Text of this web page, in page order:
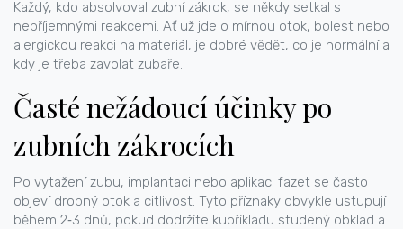
Každý, kdo absolvoval zubní zákrok, se někdy setkal s
nepříjemnými reakcemi. Ať už jde o mírnou otok, bolest nebo
alergickou reakci na materiál, je dobré vědět, co je normální a
kdy je třeba zavolat zubaře.
Časté nežádoucí účinky po
zubních zákrocích
Po vytažení zubu, implantaci nebo aplikaci fazet se často
objeví drobný otok a citlivost. Tyto příznaky obvykle ustupují
během 2‑3 dnů, pokud dodržíte kupříkladu studený obklad a